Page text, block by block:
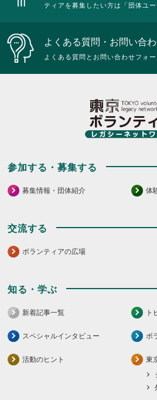
ティアを募集したい方は「団体ユー
よくある質問・お問い合
よくある質問とお問い合わせフォ
参加する・募集する
募集情報・団体紹介 体
交流する
ボランティアの広場
知る・学ぶ
新着記事一覧 ト
スペシャルインタビュー ボ
活動のヒント
東